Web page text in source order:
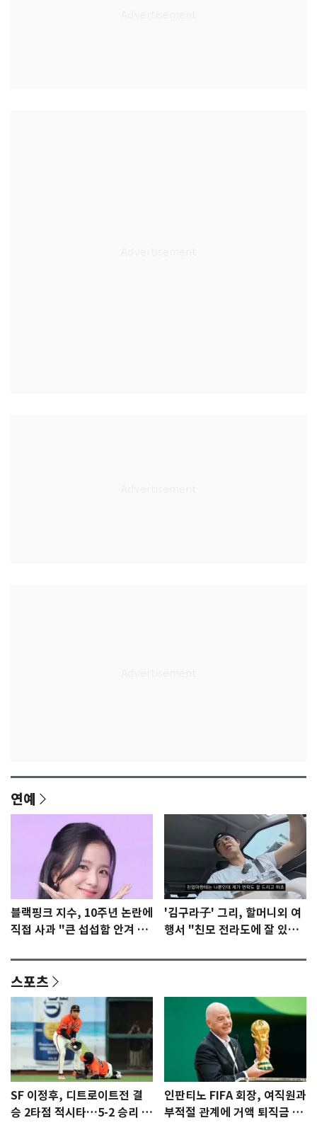
연예
블랙핑크 지수, 10주년 논란에
직접 사과 "큰 섭섭함 안겨 미
'김구라子' 그리, 할머니외 여
행서 "친모 전라도에 잘 있
스포츠
SF 이정후, 디트로이트전 결
승 2타점 적시타…5-2 승리 견
인판티노 FIFA 회장, 여직원과
부적절 관계에 거액 퇴직금 지